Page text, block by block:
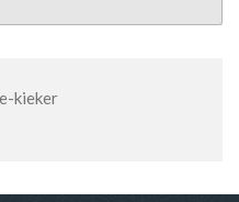
kieker